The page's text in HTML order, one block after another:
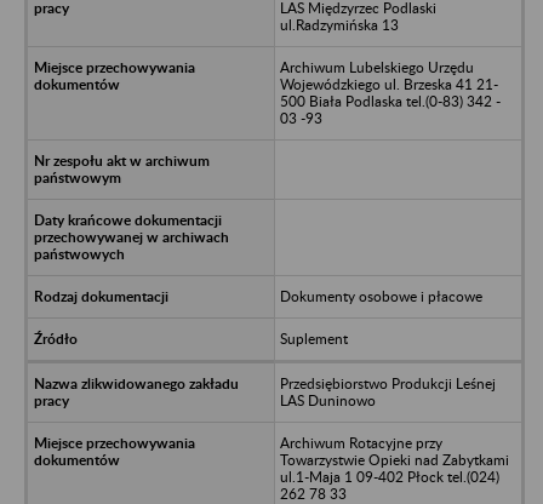
LAS Międzyrzec Podlaski
ul.Radzymińska 13
Archiwum Lubelskiego Urzędu
Wojewódzkiego ul. Brzeska 41 21-
500 Biała Podlaska tel.(0-83) 342 -
03 -93
Dokumenty osobowe i płacowe
Suplement
Przedsiębiorstwo Produkcji Leśnej
LAS Duninowo
Archiwum Rotacyjne przy
Towarzystwie Opieki nad Zabytkami
ul.1-Maja 1 09-402 Płock tel.(024)
262 78 33